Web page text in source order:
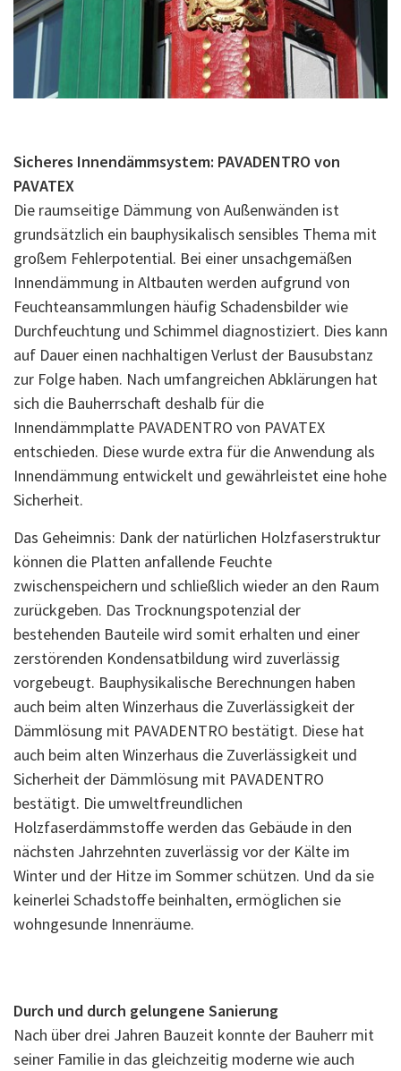
Sicheres Innendämmsystem: PAVADENTRO von
PAVATEX
Die raumseitige Dämmung von Außenwänden ist
grundsätzlich ein bauphysikalisch sensibles Thema mit
großem Fehlerpotential. Bei einer unsachgemäßen
Innendämmung in Altbauten werden aufgrund von
Feuchteansammlungen häufig Schadensbilder wie
Durchfeuchtung und Schimmel diagnostiziert. Dies kann
auf Dauer einen nachhaltigen Verlust der Bausubstanz
zur Folge haben. Nach umfangreichen Abklärungen hat
sich die Bauherrschaft deshalb für die
Innendämmplatte PAVADENTRO von PAVATEX
entschieden. Diese wurde extra für die Anwendung als
Innendämmung entwickelt und gewährleistet eine hohe
Sicherheit.
Das Geheimnis: Dank der natürlichen Holzfaserstruktur
können die Platten anfallende Feuchte
zwischenspeichern und schließlich wieder an den Raum
zurückgeben. Das Trocknungspotenzial der
bestehenden Bauteile wird somit erhalten und einer
zerstörenden Kondensatbildung wird zuverlässig
vorgebeugt. Bauphysikalische Berechnungen haben
auch beim alten Winzerhaus die Zuverlässigkeit der
Dämmlösung mit PAVADENTRO bestätigt. Diese hat
auch beim alten Winzerhaus die Zuverlässigkeit und
Sicherheit der Dämmlösung mit PAVADENTRO
bestätigt. Die umweltfreundlichen
Holzfaserdämmstoffe werden das Gebäude in den
nächsten Jahrzehnten zuverlässig vor der Kälte im
Winter und der Hitze im Sommer schützen. Und da sie
keinerlei Schadstoffe beinhalten, ermöglichen sie
wohngesunde Innenräume.
Durch und durch gelungene Sanierung
Nach über drei Jahren Bauzeit konnte der Bauherr mit
seiner Familie in das gleichzeitig moderne wie auch